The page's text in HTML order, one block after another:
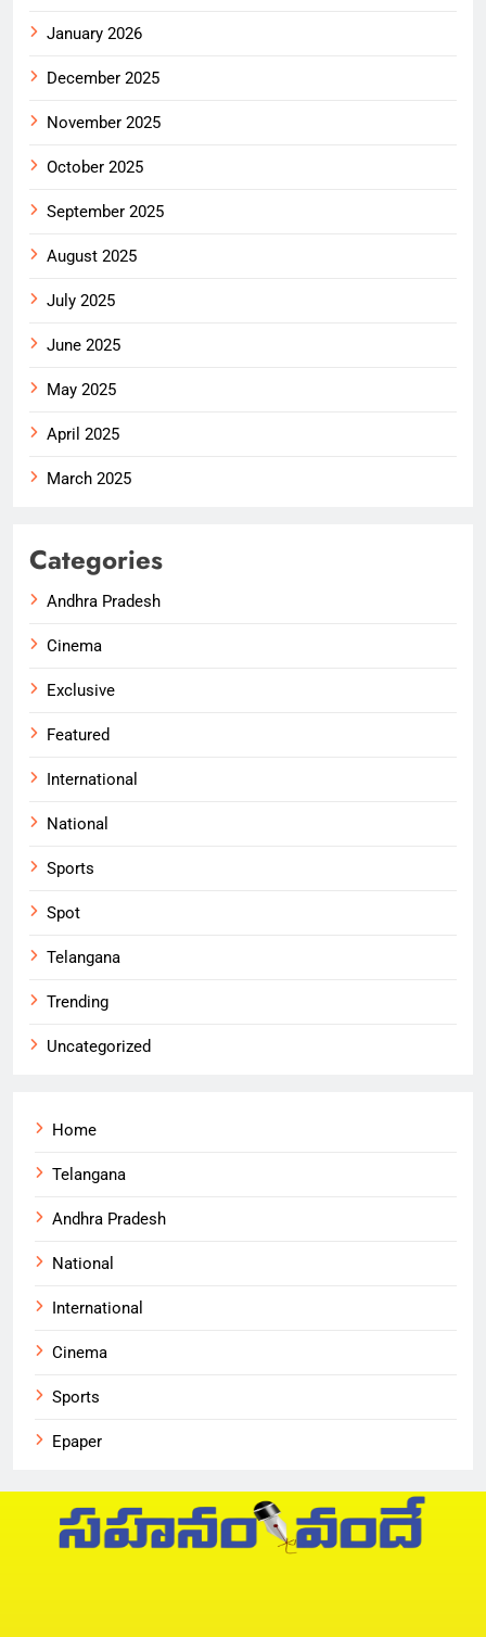
January 2026
December 2025
November 2025
October 2025
September 2025
August 2025
July 2025
June 2025
May 2025
April 2025
March 2025
Categories
Andhra Pradesh
Cinema
Exclusive
Featured
International
National
Sports
Spot
Telangana
Trending
Uncategorized
Home
Telangana
Andhra Pradesh
National
International
Cinema
Sports
Epaper